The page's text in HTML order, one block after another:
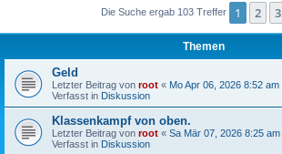
Die Suche ergab 103 Treffer 1 2 3
Themen
Geld
Letzter Beitrag von root « Mo Apr 06, 2026 8:52 am
Verfasst in Diskussion
Klassenkampf von oben.
Letzter Beitrag von root « Sa Mär 07, 2026 8:25 am
Verfasst in Diskussion